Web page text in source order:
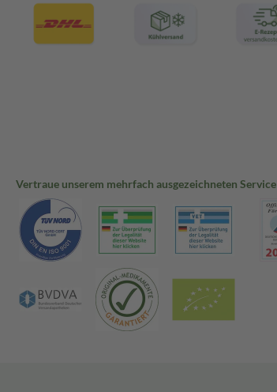
Vertraue unserem mehrfach ausgezeichneten Service